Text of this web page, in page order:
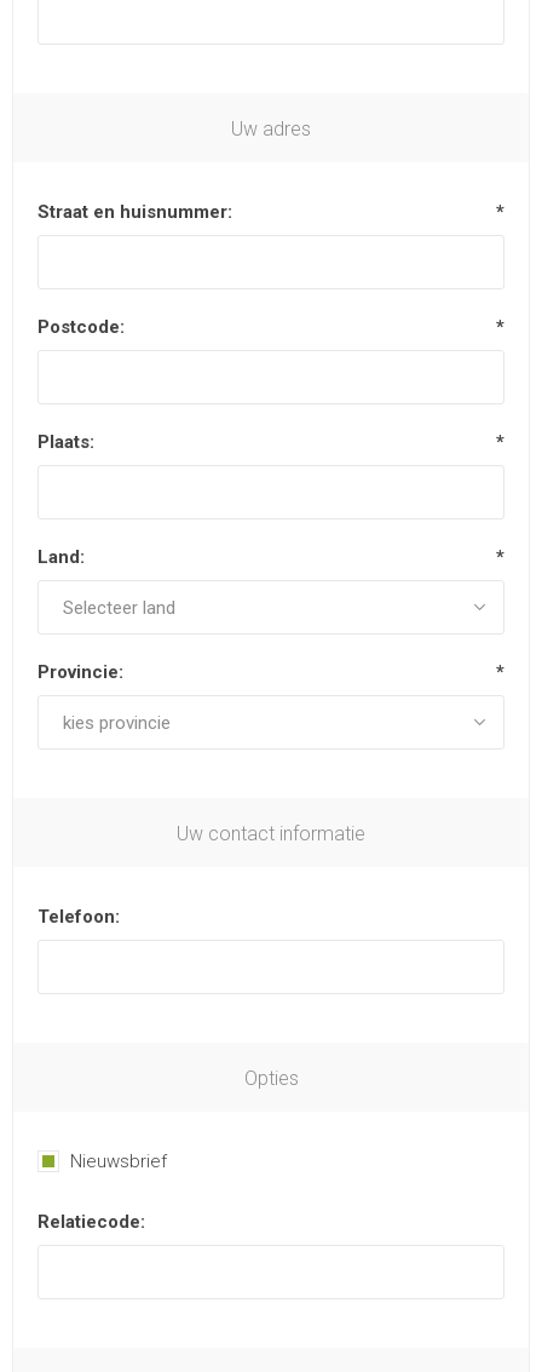
Uw adres
Straat en huisnummer: *
Postcode: *
Plaats: *
Land: *
Provincie: *
Uw contact informatie
Telefoon:
Opties
Nieuwsbrief
Relatiecode: